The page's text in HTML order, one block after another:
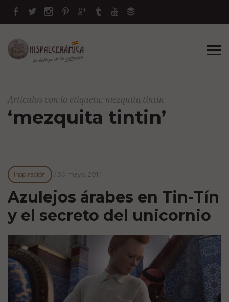
Artículos con la etiqueta: mezquita tintin
‘mezquita tintin’
Inspiración / 30 mayo, 2014
Azulejos árabes en Tin-Tín
y el secreto del unicornio